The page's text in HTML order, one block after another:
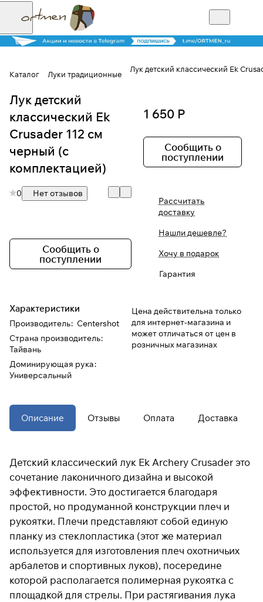
Каталог Луки традиционные
Лук детский классический Ek
Лук детский
классический Ek
Crusader 112 см
черный (с
комплектацией)
0 Нет отзывов
Сообщить о
поступлении
Характеристики
Производитель: Centershot
Страна производитель:
Тайвань
Доминирующая рука:
Универсальный
1 650 Р
Сообщить о
поступлении
Рассчитать
доставку
Нашли дешевле?
Хочу в подарок
Гарантия
Цена действительна только
для интернет-магазина и
может отличаться от цен в
розничных магазинах
Описание Отзывы Оплата Доставка
Детский классический лук Ek Archery Crusader это
сочетание лаконичного дизайна и высокой
эффективности. Это достигается благодаря
простой, но продуманной конструкции плеч и
рукоятки. Плечи представляют собой единую
планку из стеклопластика (этот же материал
используется для изготовления плеч охотничьих
арбалетов и спортивных луков), посередине
которой располагается полимерная рукоятка с
площадкой для стрелы. При растягивания лука
Для клиентов всех банков
Разбейте
оплату на части
Сегодня
25%
Добавляйте товары
в корзину
Оплачивайте сегодня только 25%
картой любого банка
Оставшиеся
по 25%каждые 2 недели
* При оплате черезПЛАЙТ
скидки по купонам не
применяются.
Подробнее
об оплате Плайтом